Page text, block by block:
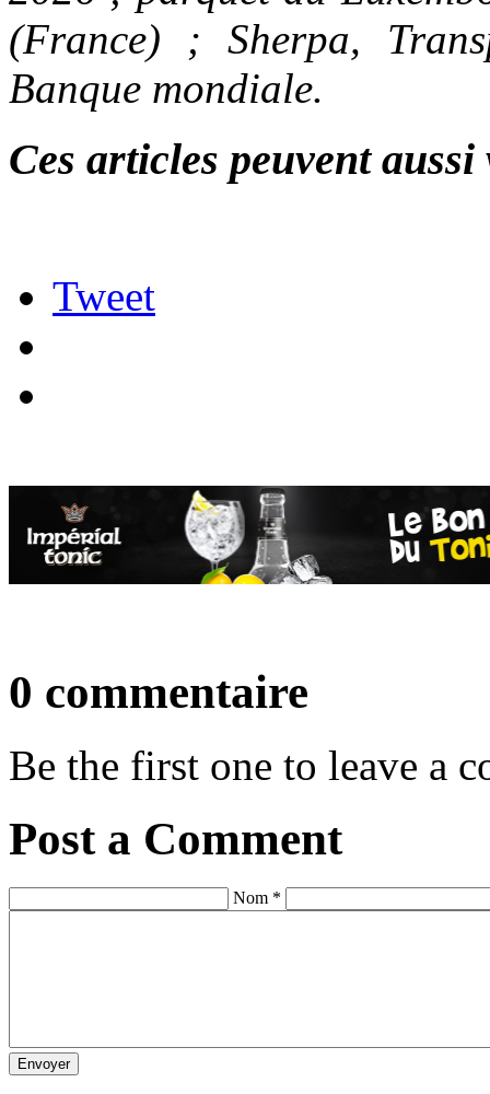
(France) ; Sherpa,
Banque mondiale.
Ces articles peuvent
Tweet
0 commentaire
Be the first one to leave a
Post a Comment
Nom *